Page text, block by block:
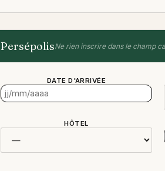
PersépolisNe rien inscrire dans le champ
DATE D'ARRIVÉE
HÔTEL